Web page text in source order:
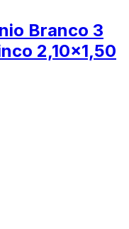
Branco 3
2,10x1,50